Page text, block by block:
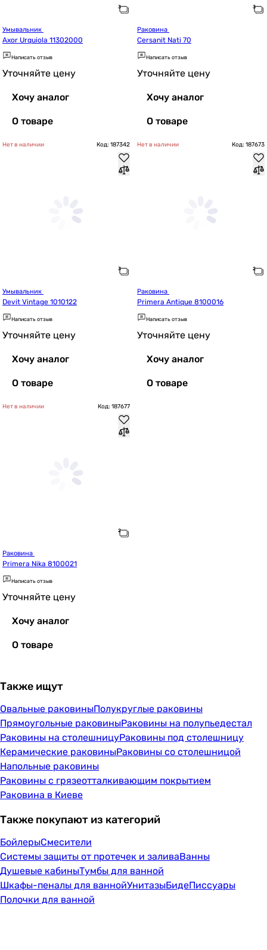
Axor Urquiola 11302000
Написать отзыв
Уточняйте цену
Хочу аналог
О товаре
Cersanit Nati 70
Написать отзыв
Уточняйте цену
Хочу аналог
О товаре
Нет в наличии Код: 187342
Devit Vintage 1010122
Написать отзыв
Уточняйте цену
Хочу аналог
О товаре
Нет в наличии Код: 187673
Primera Antique 8100016
Написать отзыв
Уточняйте цену
Хочу аналог
О товаре
Нет в наличии Код: 187677
Primera Nika 8100021
Написать отзыв
Уточняйте цену
Хочу аналог
О товаре
Также ищут
Овальные раковиныПолукруглые раковины
Прямоугольные раковиныРаковины на полупьедестал
Раковины на столешницуРаковины под столешницу
Керамические раковиныРаковины со столешницой
Напольные раковины
Раковины с грязеотталкивающим покрытием
Раковина в Киеве
Также покупают из категорий
БойлерыСмесители
Системы защиты от протечек и заливаВанны
Душевые кабиныТумбы для ванной
Шкафы-пеналы для ваннойУнитазыБидеПиссуары
Полочки для ванной